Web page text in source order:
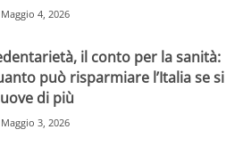
Maggio 4, 2026
il conto per la sanità:
può risparmiare l’Italia se si
di più
Maggio 3, 2026